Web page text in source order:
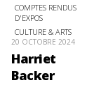
COMPTES RENDUS
D'EXPOS
CULTURE & ARTS
20 OCTOBRE 2024
Harriet
Backer